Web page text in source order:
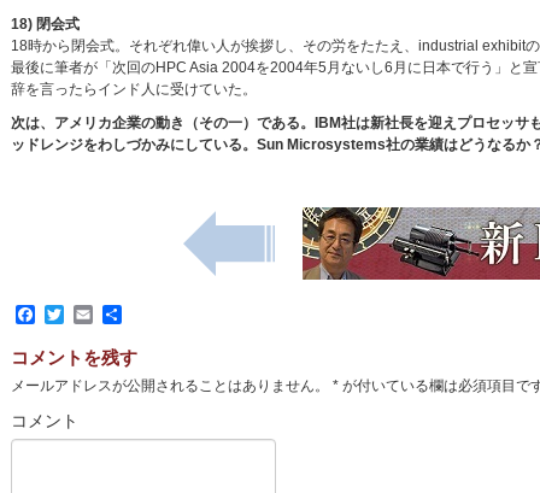
18) 閉会式
18時から閉会式。それぞれ偉い人が挨拶し、その労をたたえ、industrial exhibit
最後に筆者が「次回のHPC Asia 2004を2004年5月ないし6月に日本で行う」と
辞を言ったらインド人に受けていた。
次は、アメリカ企業の動き（その一）である。IBM社は新社長を迎えプロセッ
ッドレンジをわしづかみにしている。Sun Microsystems社の業績はどうなるか
Facebook
TwitterEmail
共
コメントを残す
メールアドレスが公開されることはありません。 *が付いている欄は必須項目で
コメント